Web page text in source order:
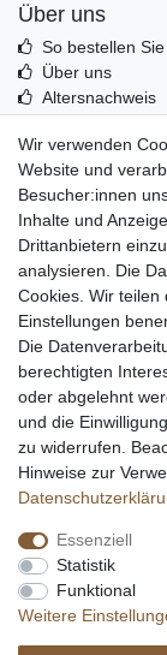
Über uns
So bestellen
Über uns
Altersnachweis
Echtheit von
Messer Info
Messer schärfen
Messerhersteller
Stahltabelle
Stahlarten
Rockwell Härte
Messerarten
Klingenformen
Holzarten
Widerrufs­recht
Wir verwenden
Website und
Besucher:innen
Inhalte und
Drittanbietern
analysieren. Die
Cookies. Wir teilen
Einstellungen
Die
berechtigten
oder abgelehnt
und die
zu widerrufen.
Hinweise zur
Essenziell
Statistik
Funktional
Weitere